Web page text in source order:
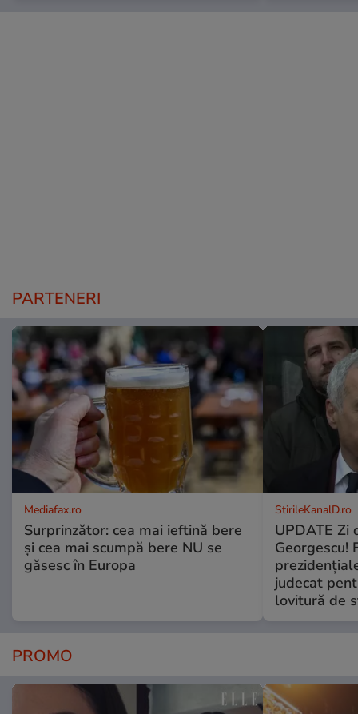
PARTENERI
Mediafax.ro
Surprinzător: cea mai ieftină bere
și cea mai scumpă bere NU se
găsesc în Europa
StirileKanalD.ro
UPDATE Zi
Georgescu!
judecat
lovitură de
PROMO